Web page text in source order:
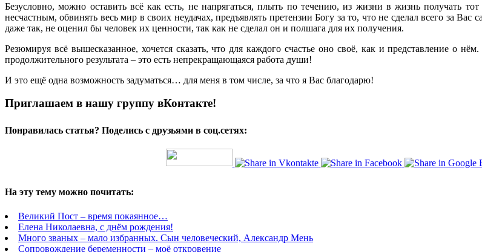
Безусловно, можно оставить всё как есть, не напрягаться, плыть по течению, из жизни в жизнь получать
несчастным, обвинять весь мир в своих неудачах, предъявлять претензии Богу за то, что не сделал всего за
даже так, не оценил бы человек их ценности, так как не сделал он и полшага для их получения.
Резюмируя всё вышесказанное, хочется сказать, что для каждого счастье оно своё, как и представление
продолжительного результата – это есть непрекращающаяся работа души!
И это ещё одна возможность задуматься… для меня в том числе, за что я Вас благодарю!
Приглашаем в нашу группу вКонтакте!
Понравилась статья? Поделись с друзьями в соц.сетях:
На эту тему можно почитать:
Великий Пост – время покаянное…
Елена Николаевна, с днём рождения!
Много званых – мало избранных. Сын человеческий, Александр Мень
Сопровождение беременности – моё откровение